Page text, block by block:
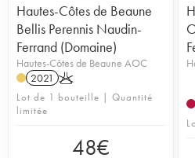
Hautes-Côtes de Beaune
Bellis Perennis Naudin-
Ferrand (Domaine)
Hautes-Côtes de Beaune AOC
2021 K
Lot de 1 bouteille | Quantité
limitée
48€